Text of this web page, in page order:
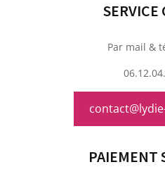
SERVICE
Par mail &
PAIEMENT